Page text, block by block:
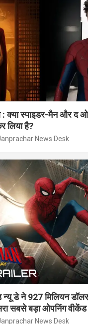
: क्या स्पाइडर-मैन और द
लिया है?
News Desk
न्यू डे ने 927 मिलियन
सबसे बड़ा ओपनिंग वीकेंड
News Desk